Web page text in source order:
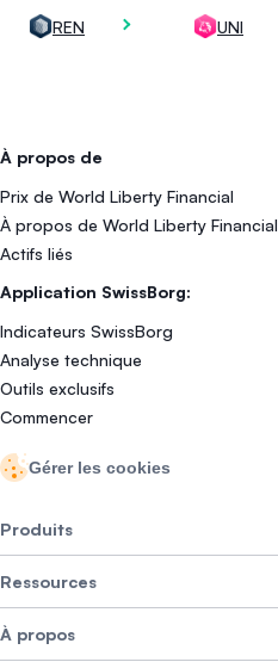
À propos de
Prix de World Liberty Financial
À propos de World Liberty Financial
Actifs liés
Application SwissBorg:
Indicateurs SwissBorg
Analyse technique
Outils exclusifs
Commencer
REN UNI
Gérer les cookies
Produits
Smart Exchange
Crypto Bundles
Ressources
Aide et support
À propos